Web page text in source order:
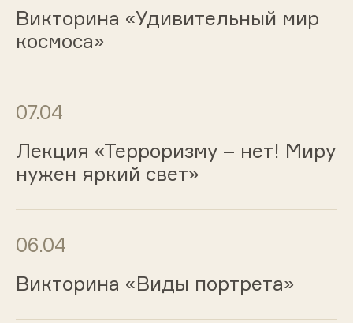
Викторина «Удивительный мир
космоса»
07.04
Лекция «Терроризму – нет! Миру
нужен яркий свет»
06.04
Викторина «Виды портрета»